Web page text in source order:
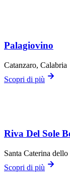
Palagiovino
Catanzaro, Calabria
Scopri di più
Riva Del Sole
Santa Caterina
Scopri di più